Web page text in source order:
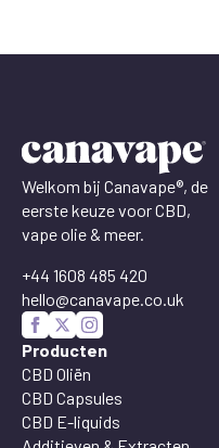
Welkom bij Canavape®, de
eerste keuze voor CBD,
vape olie & meer.
+44 1608 485 420
hello@canavape.co.uk
Producten
CBD Oliën
CBD Capsules
CBD E-liquids